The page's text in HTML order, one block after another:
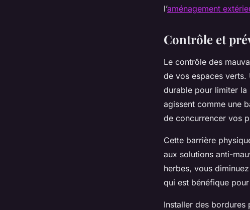
l’aménagement
Contrôle et
Le contrôle des
de vos espaces verts.
durable pour limiter la
agissent comme une
de concurrencer vos
Cette barrière
aux solutions anti-
herbes, vous
qui est bénéfique
Installer des